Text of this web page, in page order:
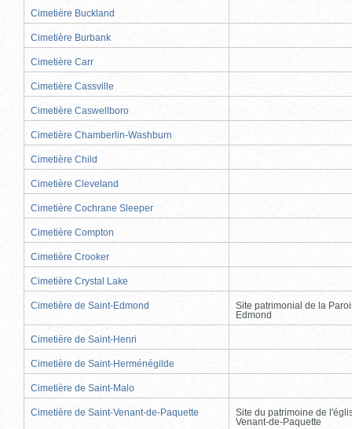
Cimetière Buckland
Cimetière Burbank
Cimetière Carr
Cimetière Cassville
Cimetière Caswellboro
Cimetière Chamberlin-Washburn
Cimetière Child
Cimetière Cleveland
Cimetière Cochrane Sleeper
Cimetière Compton
Cimetière Crooker
Cimetière Crystal Lake
Cimetière de Saint-Edmond
Site patrimonial de la
Edmond
Cimetière de Saint-Henri
Cimetière de Saint-Herménégilde
Cimetière de Saint-Malo
Cimetière de Saint-Venant-de-Paquette
Site du patrimoine de
Venant-de-Paquette